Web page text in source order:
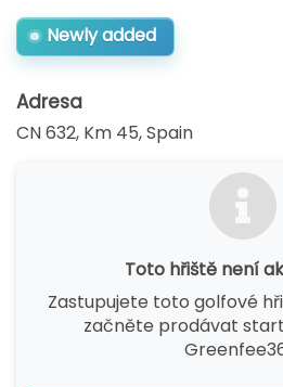
Newly added
Adresa
CN 632, Km 45,Spain
Toto hřiště není
Zastupujete toto golfové
začněte prodávat